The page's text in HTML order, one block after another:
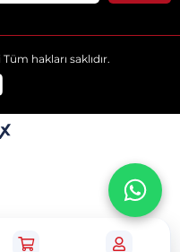
hakları saklıdır.